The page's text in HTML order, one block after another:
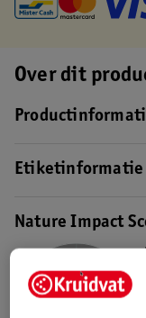
Over dit
Etiketinformatie
Nature Impact